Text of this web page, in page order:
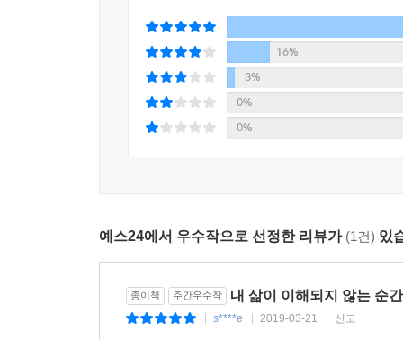
있었다. 철학이 밥이자 물이고 목숨이었던 다급함
〉우리가 만약 고정된 실체이고 변하지 않는다
존재하지 않는다. 우리를 둘러싸고 있는 건 타자
돌아갈 수 없다. 더 큰 불행이 닥쳐온다 해도 더는
철학은 나를 나에게 이끄는 화해의 손길이다. 날
불운이 그저 수많은 우연의 접점이라고 말한다.
16%
3%
0%
0%
예스24에서 우수작으로 선정한 리뷰가 (1건) 있
종이책 주간우수작 내 삶이 이해되지 않는 순
s****e 2019-03-21 신고